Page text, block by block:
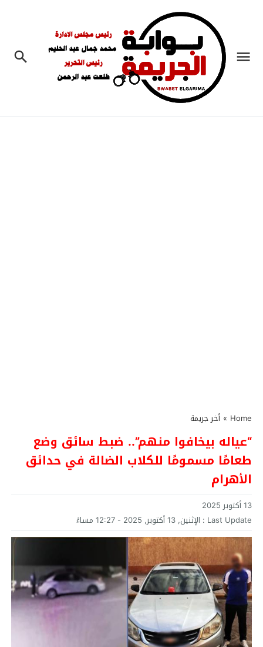
Home
» أخر جريمة
“عياله بيخافوا منهم”.. ضبط سائق وضع
طعامًا مسمومًا للكلاب الضالة في حدائق
الأهرام
13 أكتوبر 2025
Last Update : الإثنين, 13 أكتوبر, 2025 - 12:27 مساءً